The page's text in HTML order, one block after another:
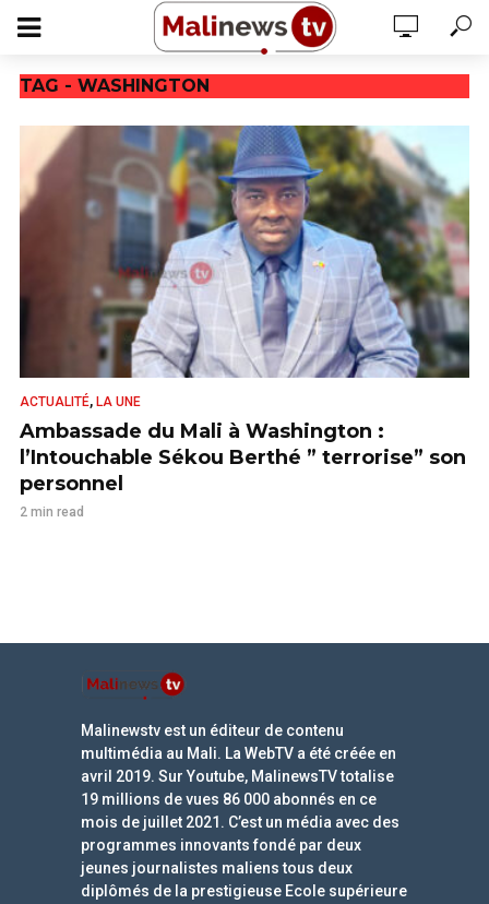
TAG - WASHINGTON
ACTUALITÉ, LA UNE
Ambassade du Mali à Washington :
l’Intouchable Sékou Berthé ” terrorise” son
personnel
2 min read
Malinewstv est un éditeur de contenu
multimédia au Mali. La WebTV a été créée en
avril 2019. Sur Youtube, MalinewsTV totalise
19 millions de vues 86 000 abonnés en ce
mois de juillet 2021. C’est un média avec des
programmes innovants fondé par deux
jeunes journalistes maliens tous deux
diplômés de la prestigieuse Ecole supérieure